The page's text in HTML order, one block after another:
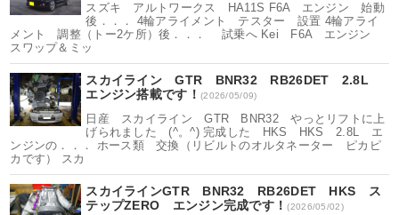
スズキ アルトワークス HA11S F6A エンジン 始動
後．．． 4輪アライメント テスター 設置 4輪アライ
メント 調整（トー2ケ所）後．．． 試乗へ Kei F6A エンジン
スワップ＆ミッ
スカイライン GTR BNR32 RB26DET 2.8L
エンジン搭載です！ (2026/05/09)
日産 スカイライン GTR BNR32 やっとリフトに上
げられました (^。^) 完成した HKS HKS 2.8L エ
ンジンの．．． ホース類 交換（リビルトのオルタネーター ピカピ
カです） スカ
スカイラインGTR BNR32 RB26DET HKS ス
テップZERO エンジン完成です！(2026/05/02)